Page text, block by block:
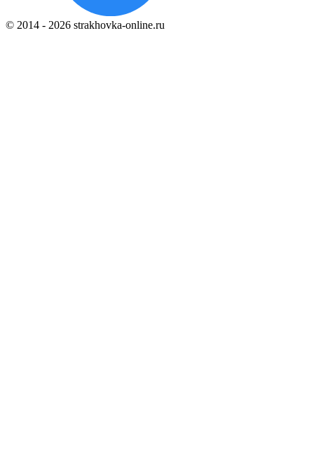
© 2014 - 2026 strakhovka-online.ru